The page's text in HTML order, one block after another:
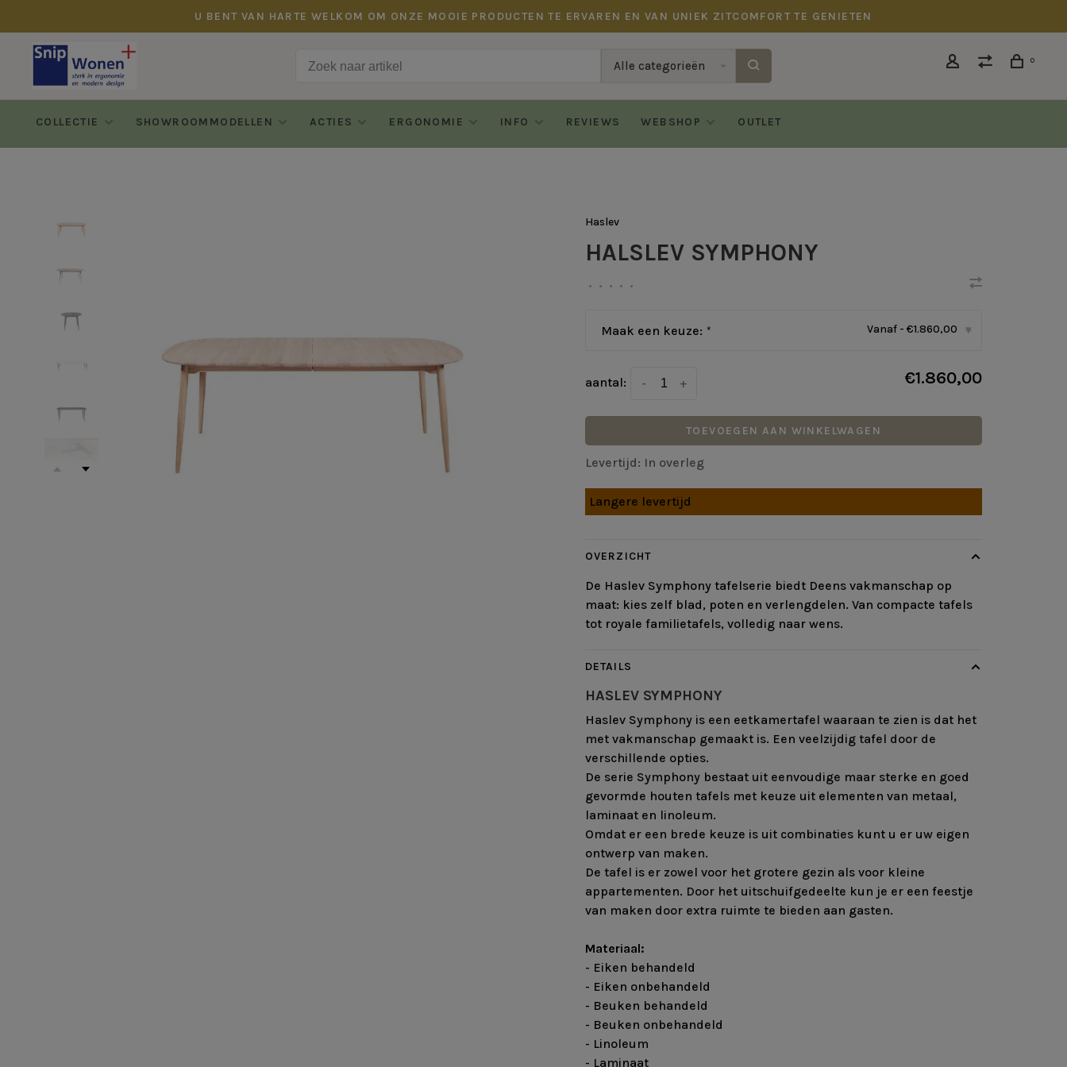
U BENT VAN HARTE WELKOM OM ONZE MOOIE PRODUCTEN TE ERVAREN EN VAN UNIEK ZITCOMFORT TE GENIETEN
Alle categorieën 0
COLLECTIE SHOWROOMMODELLEN ACTIES ERGONOMIE INFO REVIEWS WEBSHOP OUTLET
Haslev
HALSLEV SYMPHONY
• • • • •
Maak een keuze: * Vanaf - €1.860,00 ▾
aantal: +
- €1.860,00
TOEVOEGEN AAN WINKELWAGEN
Levertijd: In overleg
Langere levertijd
OVERZICHT
De Haslev Symphony tafelserie biedt Deens vakmanschap op
maat: kies zelf blad, poten en verlengdelen. Van compacte tafels
tot royale familietafels, volledig naar wens.
DETAILS
HASLEV SYMPHONY
Haslev Symphony is een eetkamertafel waaraan te zien is dat het
met vakmanschap gemaakt is. Een veelzijdig tafel door de
verschillende opties.
De serie Symphony bestaat uit eenvoudige maar sterke en goed
gevormde houten tafels met keuze uit elementen van metaal,
laminaat en linoleum.
Omdat er een brede keuze is uit combinaties kunt u er uw eigen
ontwerp van maken.
De tafel is er zowel voor het grotere gezin als voor kleine
appartementen. Door het uitschuifgedeelte kun je er een feestje
van maken door extra ruimte te bieden aan gasten.
Materiaal:
- Eiken behandeld
- Eiken onbehandeld
- Beuken behandeld
- Beuken onbehandeld
- Linoleum
- Laminaat